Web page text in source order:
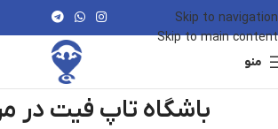
Skip to navigation
Skip to main content
منو
باشگاه تاپ فیت در